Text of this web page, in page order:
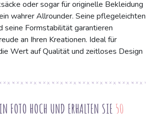
oder sogar für originelle Bekleidung
wahrer Allrounder. Seine pflegeleichten
seine Formstabilität garantieren
an Ihren Kreationen. Ideal für
Wert auf Qualität und zeitloses Design
FOTO HOCH UND ERHALTEN SIE 50